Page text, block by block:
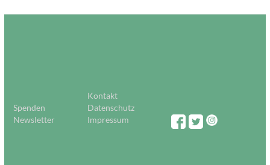
Kontakt
Spenden
Datenschutz
Newsletter
Impressum